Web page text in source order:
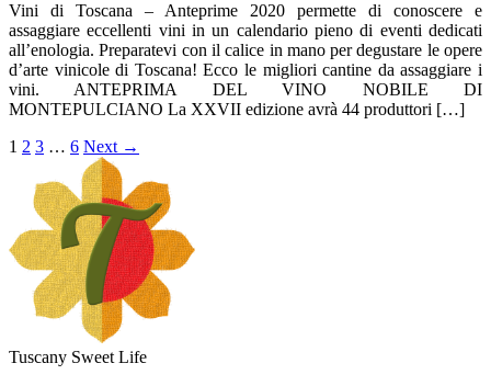
Vini di Toscana – Anteprime 2020 permette di conoscere e
assaggiare eccellenti vini in un calendario pieno di eventi dedicati
all’enologia. Preparatevi con il calice in mano per degustare le opere
d’arte vinicole di Toscana! Ecco le migliori cantine da assaggiare i
vini. ANTEPRIMA DEL VINO NOBILE DI
MONTEPULCIANO La XXVII edizione avrà 44 produttori […]
1 2 3 … 6 Next →
Tuscany Sweet Life